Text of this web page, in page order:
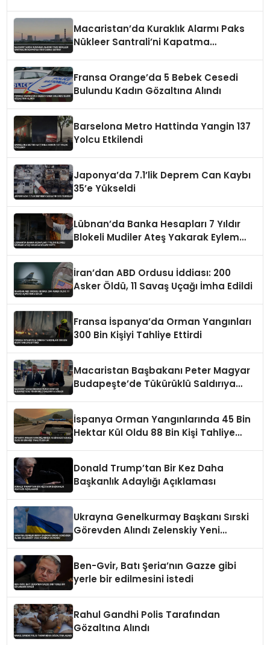
Macaristan’da Kuraklık Alarmı Paks
Nükleer Santrali’ni Kapatma
Fransa Orange’da 5 Bebek Cesedi
Bulundu Kadın Gözaltına Alındı
Barselona Metro Hattinda Yangin 137
Yolcu Etkilendi
Japonya’da 7.1’lik Deprem Can Kaybı
35’e Yükseldi
Lübnan’da Banka Hesapları 7 Yıldır
Blokeli Mudiler Ateş Yakarak Eylem
İran’dan ABD Ordusu İddiası: 200
Asker Öldü, 11 Savaş Uçağı İmha Edildi
Fransa İspanya’da Orman Yangınları
300 Bin Kişiyi Tahliye Ettirdi
Macaristan Başbakanı Peter Magyar
Budapeşte’de Tükürüklü Saldırıya
İspanya Orman Yangınlarında 45 Bin
Hektar Kül Oldu 88 Bin Kişi Tahliye
Donald Trump’tan Bir Kez Daha
Başkanlık Adaylığı Açıklaması
Ukrayna Genelkurmay Başkanı Sırski
Görevden Alındı Zelenskiy Yeni
Ben-Gvir, Batı Şeria’nın Gazze gibi
yerle bir edilmesini istedi
Rahul Gandhi Polis Tarafından
Gözaltına Alındı